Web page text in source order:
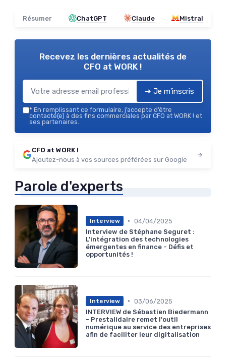
Résumer ChatGPT Claude Mistral
Recevez les dernières actualités de
CFO at WORK !
➔ Je m'inscris
* En remplissant ce formulaire, j’accepte d’être
contacté(e) à des fins commerciales par CFO at WORK ! et
ses partenaires.
CFO at WORK !
Ajoutez-nous à vos sources préférées sur Google
Parole d'experts
Interview • 04/04/2025
Interview de Stéphane Seguret :
L'intégration des technologies
émergentes en finance - Défis et
opportunités !
Interview • 03/06/2025
INTERVIEW de Sébastien Biedermann
- Prestalidaire remet l'outil
numérique au service des entreprises
afin de faciliter leur digitalisation